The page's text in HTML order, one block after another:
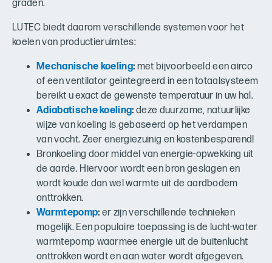
graden.
LUTEC biedt daarom verschillende systemen voor het
koelen van productieruimtes:
Mechanische koeling: met bijvoorbeeld een airco
of een ventilator geïntegreerd in een totaalsysteem
bereikt u exact de gewenste temperatuur in uw hal.
Adiabatische koeling: deze duurzame, natuurlijke
wijze van koeling is gebaseerd op het verdampen
van vocht. Zeer energiezuinig en kostenbesparend!
Bronkoeling door middel van energie-opwekking uit
de aarde. Hiervoor wordt een bron geslagen en
wordt koude dan wel warmte uit de aardbodem
onttrokken.
Warmtepomp: er zijn verschillende technieken
mogelijk. Een populaire toepassing is de lucht-water
warmtepomp waarmee energie uit de buitenlucht
onttrokken wordt en aan water wordt afgegeven.